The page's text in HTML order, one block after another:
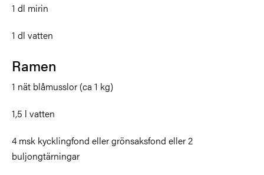
1 dl mirin
1 dl vatten
Ramen
1 nät blåmusslor (ca 1 kg)
1,5 l vatten
4 msk kycklingfond eller grönsaksfond eller 2
buljongtärningar